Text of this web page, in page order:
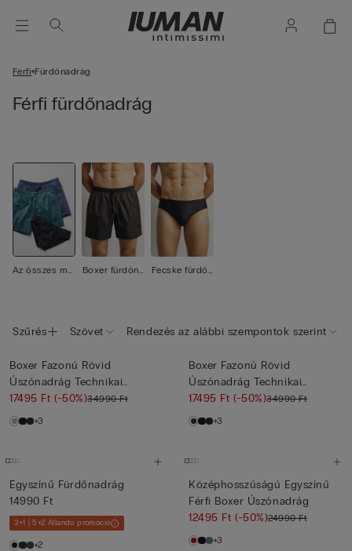
Férfi Fürdőnadrág
Férfi fürdőnadrág
Az összes me
Boxer fürdőna
Fecske fürdőn
Szűrés Szövet Rendezés az alábbi szempontok szerint
Boxer Fazonú Rövid
Úszónadrág Technikai
Szövetből
17495 Ft(-50%)34990 Ft
+3
Boxer Fazonú Rövid
Úszónadrág Technikai
Szövetből
17495 Ft(-50%)34990 Ft
+3
Egyszínű Fürdőnadrág
14990 Ft
3+1 | 5+2 Állandó promóció
+2
Középhosszúságú Egyszínű
Férfi Boxer Úszónadrág
12495 Ft(-50%)24990 Ft
+3